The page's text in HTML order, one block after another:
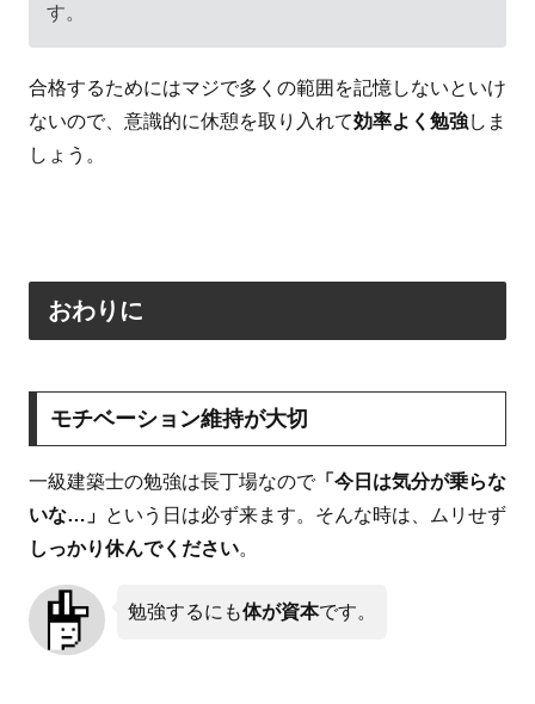
す。
合格するためにはマジで多くの範囲を記憶しないといけ
ないので、意識的に休憩を取り入れて効率よく勉強しま
しょう。
おわりに
モチベーション維持が大切
一級建築士の勉強は長丁場なので「今日は気分が乗らな
いな…」 という日は必ず来ます。そんな時は、ムリせず
しっかり休んでください。
勉強するにも体が資本です。